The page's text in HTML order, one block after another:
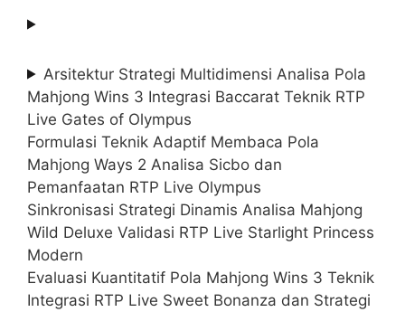
Arsitektur Strategi Multidimensi Analisa Pola
Mahjong Wins 3 Integrasi Baccarat Teknik RTP
Live Gates of Olympus
Formulasi Teknik Adaptif Membaca Pola
Mahjong Ways 2 Analisa Sicbo dan
Pemanfaatan RTP Live Olympus
Sinkronisasi Strategi Dinamis Analisa Mahjong
Wild Deluxe Validasi RTP Live Starlight Princess
Modern
Evaluasi Kuantitatif Pola Mahjong Wins 3 Teknik
Integrasi RTP Live Sweet Bonanza dan Strategi